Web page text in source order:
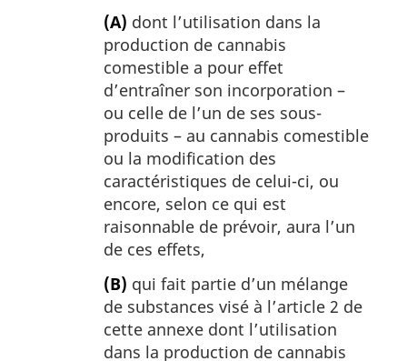
(A) dont l’utilisation dans la
production de cannabis
comestible a pour effet
d’entraîner son incorporation –
ou celle de l’un de ses sous-
produits – au cannabis comestible
ou la modification des
caractéristiques de celui-ci, ou
encore, selon ce qui est
raisonnable de prévoir, aura l’un
de ces effets,
(B) qui fait partie d’un mélange
de substances visé à l’article 2 de
cette annexe dont l’utilisation
dans la production de cannabis